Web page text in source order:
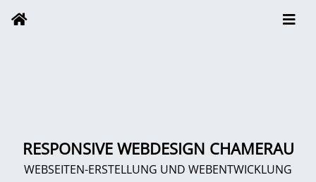
RESPONSIVE WEBDESIGN CHAMERAU
WEBSEITEN-ERSTELLUNG UND WEBENTWICKLUNG